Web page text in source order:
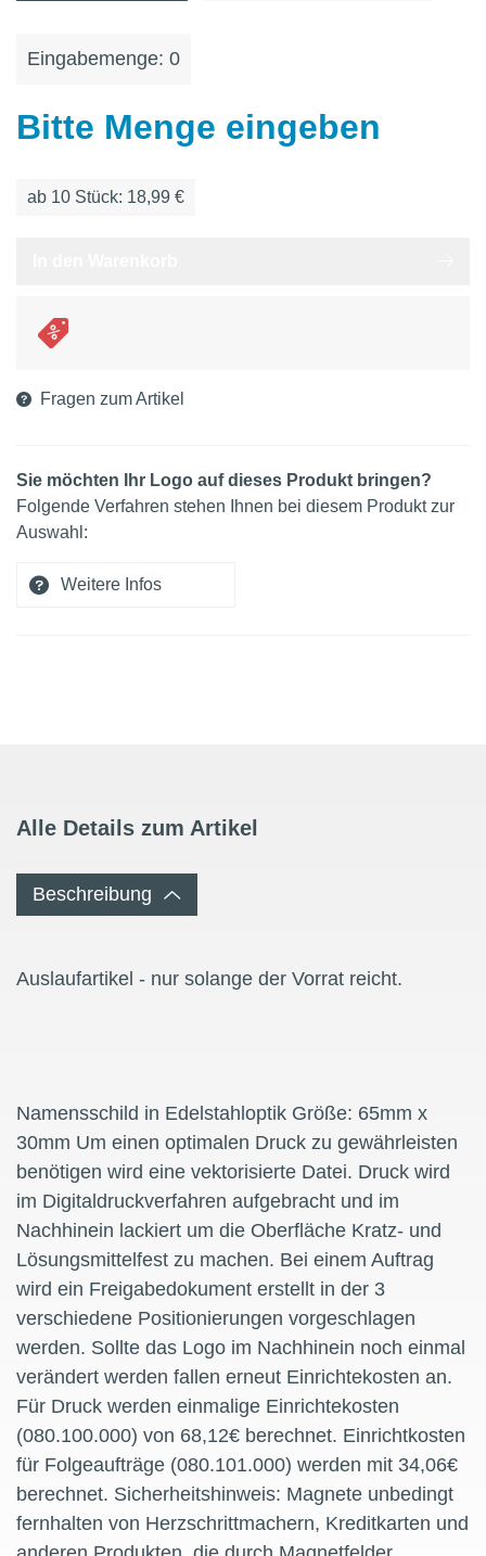
Eingabemenge: 0
Bitte Menge eingeben
ab 10 Stück: 18,99 €
Fragen zum Artikel
Sie möchten Ihr Logo auf dieses Produkt bringen?
Folgende Verfahren stehen Ihnen bei diesem Produkt zur
Auswahl:
Weitere Infos
Alle Details zum Artikel
Beschreibung
Auslaufartikel - nur solange der Vorrat reicht.
Namensschild in Edelstahloptik Größe: 65mm x
30mm Um einen optimalen Druck zu gewährleisten
benötigen wird eine vektorisierte Datei. Druck wird
im Digitaldruckverfahren aufgebracht und im
Nachhinein lackiert um die Oberfläche Kratz- und
Lösungsmittelfest zu machen. Bei einem Auftrag
wird ein Freigabedokument erstellt in der 3
verschiedene Positionierungen vorgeschlagen
werden. Sollte das Logo im Nachhinein noch einmal
verändert werden fallen erneut Einrichtekosten an.
Für Druck werden einmalige Einrichtekosten
(080.100.000) von 68,12€ berechnet. Einrichtkosten
für Folgeaufträge (080.101.000) werden mit 34,06€
berechnet. Sicherheitshinweis: Magnete unbedingt
fernhalten von Herzschrittmachern, Kreditkarten und